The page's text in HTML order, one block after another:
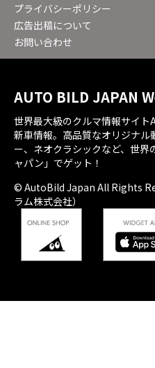
プライバシーポリシー
広告出稿について
お問い合わせ
AUTO BILD JAPAN
世界最大級のクルマ情報サイ
新車情報。高品質なオリジナル
ー、ネオクラシックなど、世
ャパン」でゲット！
© AutoBild Japan All Rights
ラム株式会社）